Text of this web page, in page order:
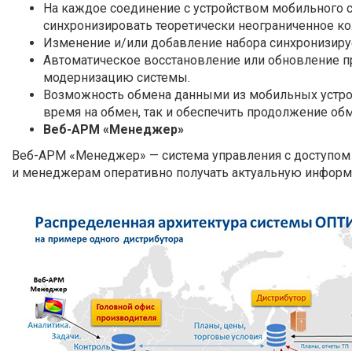
На каждое соединение с устройством мобильного
синхронизировать теоретически неограниченное
Изменение и/или добавление набора
Автоматическое восстановление или обновление
модернизацию системы.
Возможность обмена данными из мобильных
время на обмен, так и обеспечить продолжение
Веб-АРМ «Менеджер»
Веб-АРМ «Менеджер» — система управления с доступом
и менеджерам оперативно получать актуальную